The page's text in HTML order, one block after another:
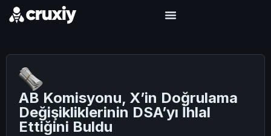
AB Komisyonu, X’in Doğrulama
Değişikliklerinin DSA’yı İhlal
Ettiğini Buldu